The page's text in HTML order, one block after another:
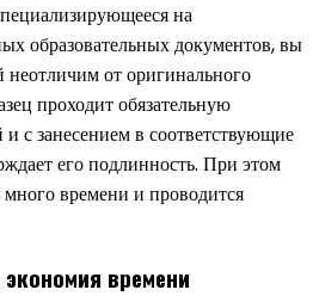
на
образовательных документов, вы
неотличим от оригинального
проходит обязательную
и с занесением в соответствующие
его подлинность. При этом
много времени и проводится
времени